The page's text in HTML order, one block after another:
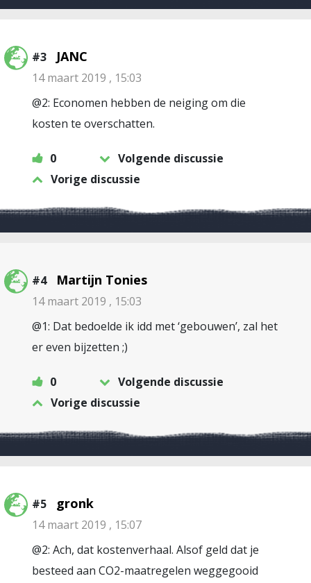
#3 JANC
14 maart 2019 , 15:03
@2: Economen hebben de neiging om die
kosten te overschatten.
0
Volgende discussie
Vorige discussie
#4 Martijn Tonies
14 maart 2019 , 15:03
@1: Dat bedoelde ik idd met ‘gebouwen’, zal het
er even bijzetten ;)
0
Volgende discussie
Vorige discussie
#5 gronk
14 maart 2019 , 15:07
@2: Ach, dat kostenverhaal. Alsof geld dat je
besteed aan CO2-maatregelen weggegooid